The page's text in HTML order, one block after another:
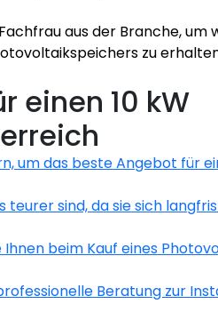
aus der Branche, um
zu
einen 10 kW
um das beste Angebot für
sind, da sie sich
beim Kauf eines
Beratung zur